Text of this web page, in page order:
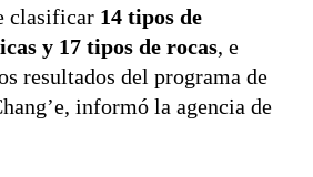
clasificar 14 tipos de
y 17 tipos de rocas, e
resultados del programa de
informó la agencia de